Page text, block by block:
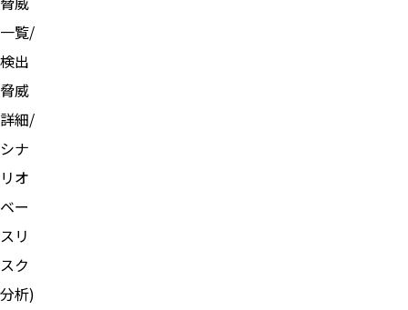
一覧/
検出
脅威
詳細/
シナ
リオ
ベー
スリ
スク
分析)